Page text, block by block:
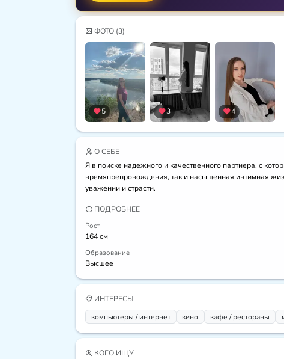
ФОТО (3)
5 3 4
О СЕБЕ
Я в поиске надежного и качественного партнера, с
времяпрепровождения, так и насыщенная интимная
уважении и страсти.
ПОДРОБНЕЕ
Рост
164 см
Образование
Высшее
ИНТЕРЕСЫ
компьютеры / интернет
кино кафе / рестораны
КОГО ИЩУ